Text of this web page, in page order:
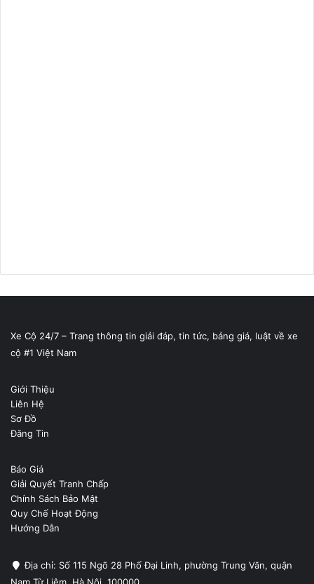
Xe Cộ 24/7 – Trang thông tin giải đáp, tin tức, bảng giá, luật về xe
cộ #1 Việt Nam
Giới Thiệu
Liên Hệ
Sơ Đồ
Đăng Tin
Báo Giá
Giải Quyết Tranh Chấp
Chính Sách Bảo Mật
Quy Chế Hoạt Động
Hướng Dẫn
Địa chỉ: Số 115 Ngõ 28 Phố Đại Linh, phường Trung Văn, quận
Nam Từ Liêm, Hà Nội, 100000